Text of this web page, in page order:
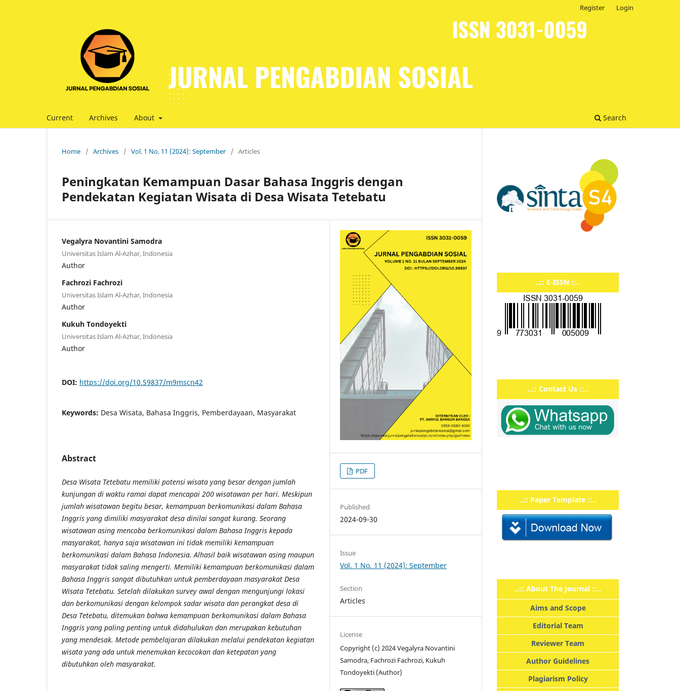
Current Archives About Search
Register Login
Home / Archives / Vol. 1 No. 11 (2024): September / Articles
Peningkatan Kemampuan Dasar Bahasa Inggris dengan
Pendekatan Kegiatan Wisata di Desa Wisata Tetebatu
Vegalyra Novantini Samodra
Universitas Islam Al-Azhar, Indonesia
Author
Fachrozi Fachrozi
Universitas Islam Al-Azhar, Indonesia
Author
Kukuh Tondoyekti
Universitas Islam Al-Azhar, Indonesia
Author
DOI: https://doi.org/10.59837/m9mscn42
Keywords: Desa Wisata, Bahasa Inggris, Pemberdayaan, Masyarakat
Abstract
Desa Wisata Tetebatu memiliki potensi wisata yang besar dengan jumlah
kunjungan di waktu ramai dapat mencapai 200 wisatawan per hari. Meskipun
jumlah wisatawan begitu besar, kemampuan berkomunikasi dalam Bahasa
Inggris yang dimiliki masyarakat desa dinilai sangat kurang. Seorang
wisatawan asing mencoba berkomunikasi dalam Bahasa Inggris kepada
masyarakat, hanya saja wisatawan ini tidak memiliki kemampuan
berkomunikasi dalam Bahasa Indonesia. Alhasil baik wisatawan asing maupun
masyarakat tidak saling mengerti. Memiliki kemampuan berkomunikasi dalam
Bahasa Inggris sangat dibutuhkan untuk pemberdayaan masyarakat Desa
Wisata Tetebatu. Setelah dilakukan survey awal dengan mengunjungi lokasi
dan berkomunikasi dengan kelompok sadar wisata dan perangkat desa di
Desa Tetebatu, ditemukan bahwa kemampuan berkomunikasi dalam Bahasa
Inggris yang paling penting untuk didahulukan dan merupakan kebutuhan
yang mendesak. Metode pembelajaran dilakukan melalui pendekatan kegiatan
wisata yang ada untuk menemukan kecocokan dan ketepatan yang
dibutuhkan oleh masyarakat.
PDF
Published
2024-09-30
Issue
Vol. 1 No. 11 (2024): September
Section
Articles
License
Copyright (c) 2024 Vegalyra Novantini
Samodra, Fachrozi Fachrozi, Kukuh
Tondoyekti (Author)
..:: E-ISSN ::..
..:: Contact Us ::..
..:: Paper Template ::..
..:: About The Journal ::..
Aims and Scope
Editorial Team
Reviewer Team
Author Guidelines
Plagiarism Policy